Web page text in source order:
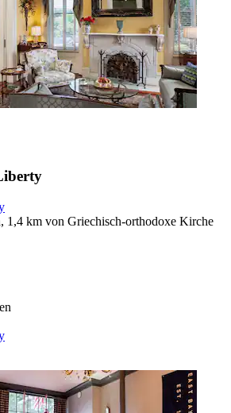
1,4 km von Griechisch-orthodoxe Kirche